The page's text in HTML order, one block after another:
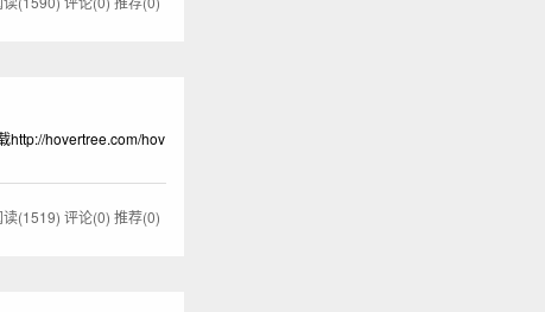
http://hovertree.com/hov
读(1519) 评论(0) 推荐(0)